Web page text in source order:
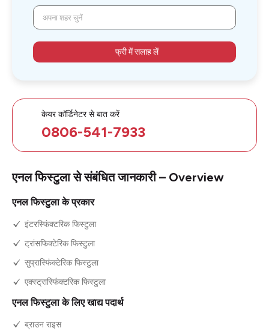
एनल फिस्टुला से संबंधित जानकारी – Overview
एनल फिस्टुला के प्रकार
इंटरस्फिंक्टरिक फिस्टुला
ट्रांसफिक्टेरिक फिस्टुला
सुप्रास्फिंक्टेरिक फिस्टुला
एक्स्ट्रास्फिंक्टरिक फिस्टुला
एनल फिस्टुला के लिए खाद्य पदार्थ
ब्राउन राइस
अपना शहर चुनें
फ्री में सलाह लें
केयर कॉर्डिनेटर से बात करें
0806-541-7933